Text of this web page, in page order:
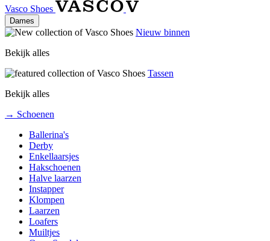
Vasco Shoes
Dames
Nieuw binnen
Bekijk alles
Tassen
Bekijk alles
→ Schoenen
Ballerina's
Derby
Enkellaarsjes
Hakschoenen
Halve laarzen
Instapper
Klompen
Laarzen
Loafers
Muiltjes